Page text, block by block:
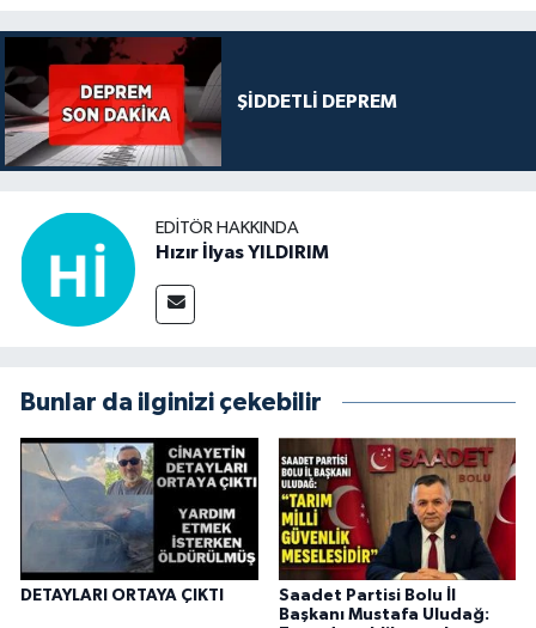
ŞİDDETLİ DEPREM
EDITÖR HAKKINDA
Hızır İlyas YILDIRIM
Bunlar da ilginizi çekebilir
DETAYLARI ORTAYA ÇIKTI
Saadet Partisi Bolu İl
Başkanı Mustafa Uludağ: